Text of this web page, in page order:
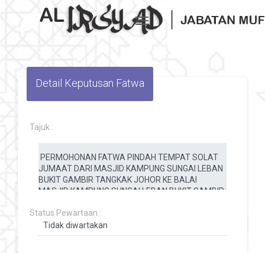
Toggle navigation
Detail Keputusan Fatwa
Tajuk :
Status Pewartaan :